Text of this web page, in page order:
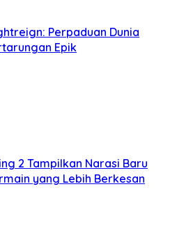
Perpaduan Dunia
Epik
2 Tampilkan Narasi Baru
yang Lebih Berkesan